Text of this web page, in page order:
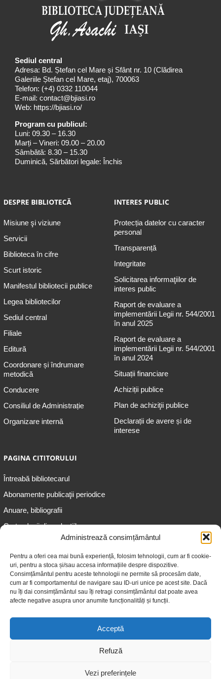
Administrează consimțământul
Pentru a oferi cea mai bună experiență, folosim tehnologii, cum ar fi cookie-
uri, pentru a stoca și/sau accesa informațiile despre dispozitive.
Consimțământul pentru aceste tehnologii ne permite să procesăm date,
cum ar fi comportamentul de navigare sau ID-uri unice pe acest site. Dacă
nu îți dai consimțământul sau îți retragi consimțământul dat poate avea
afecte negative asupra unor anumite funcționalități și funcții.
Acceptă
Refuză
Vezi preferințele
Sediul central
Adresa: Bd. Ștefan cel Mare și Sfânt nr. 10 (Clădirea
Galeriile Ștefan cel Mare, etaj), 700063
Telefon: (+4) 0332 110044
E-mail: contact@bjiasi.ro
Web: https://bjiasi.ro/
Program cu publicul:
Luni: 09.30 – 16.30
Marți – Vineri: 09.00 – 20.00
Sâmbătă: 8.30 – 15.30
Duminică, Sărbători legale: Închis
DESPRE BIBLIOTECĂ
Misiune şi viziune
Servicii
Biblioteca în cifre
Scurt istoric
Manifestul bibliotecii publice
Legea bibliotecilor
Sediul central
Filiale
Editură
Coordonare și îndrumare
metodică
Conducere
Consiliul de Administrație
Organizare internă
INTERES PUBLIC
Protecția datelor cu caracter
personal
Transparență
Integritate
Solicitarea informaţiilor de
interes public
Raport de evaluare a
implementării Legii nr. 544/2001
în anul 2025
Raport de evaluare a
implementării Legii nr. 544/2001
în anul 2024
Situații financiare
Achiziții publice
Plan de achiziţii publice
Declarații de avere și de
interese
PAGINA CITITORULUI
Întreabă bibliotecarul
Abonamente publicaţii periodice
Anuare, bibliografii
Cartea lunii din colecțiile
Informații pentru adolescenți
Informații pentru adulți
Informații pentru seniori
© 2026 Biblioteca Judeţeană „Gheorghe Asachi” Iaşi